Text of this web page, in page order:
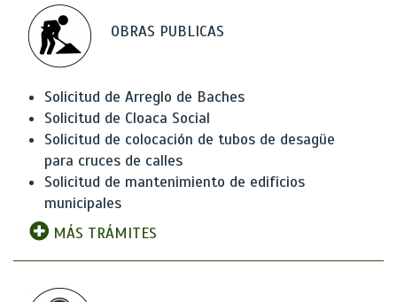
OBRAS PUBLICAS
Solicitud de Arreglo de Baches
Solicitud de Cloaca Social
Solicitud de colocación de tubos de desagüe
para cruces de calles
Solicitud de mantenimiento de edificios
municipales
MÁS TRÁMITES